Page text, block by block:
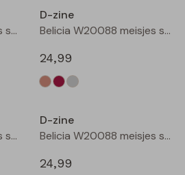
Bardot W20128 meisjes sweatshirt Bruin donker
D-zine
Belicia W20088 meisjes sweatshirt Ecru melee
24,99
Belicia W20088 meisjes sweatshirt Wijnrood
D-zine
Belicia W20088 meisjes sweatshirt Grey melee
24,99